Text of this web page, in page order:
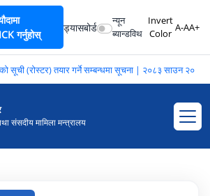
गर्नुहोस्
ड्यासबोर्ड
न्यून
ब्यान्डविथ
Invert
Color
A-AA+
सूची (रोस्टर) तयार गर्ने सम्बन्धमा सूचना | २०८३ साउन २०
संसदीय मामिला मन्त्रालय